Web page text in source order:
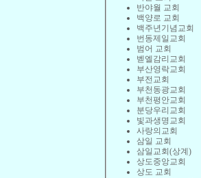
반야월 교회
백양로 교회
백주년기념교회
번동제일교회
범어 교회
벧엘감리교회
부산영락교회
부전교회
부천동광교회
부천평안교회
분당우리교회
빛과생명교회
사랑의교회
삼일 교회
삼일교회(상계)
상도중앙교회
상도 교회